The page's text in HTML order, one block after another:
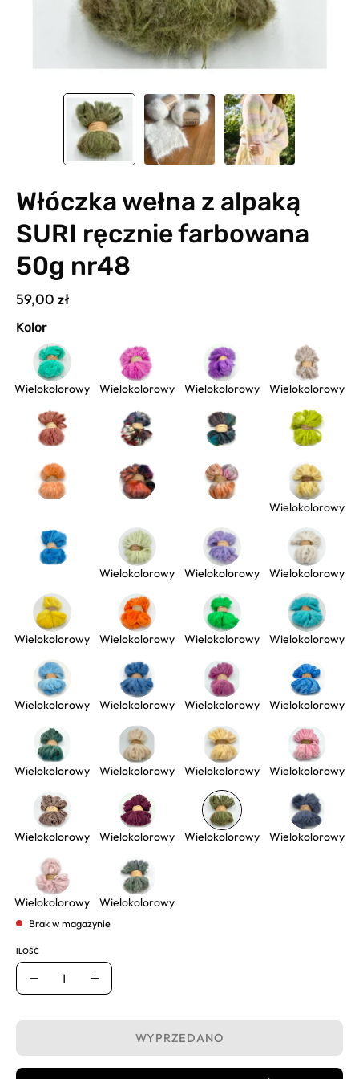
Włóczka wełna z alpaką
SURI ręcznie farbowana
50g nr48
59,00 zł
Kolor
Wielokolorowy Wielokolorowy Wielokolorowy Wielokolorowy
Wielokolorowy
Wielokolorowy Wielokolorowy Wielokolorowy
Wielokolorowy Wielokolorowy Wielokolorowy Wielokolorowy
Wielokolorowy Wielokolorowy Wielokolorowy Wielokolorowy
Wielokolorowy Wielokolorowy Wielokolorowy Wielokolorowy
Wielokolorowy Wielokolorowy Wielokolorowy Wielokolorowy
Wielokolorowy Wielokolorowy
Brak w magazynie
ILOŚĆ
Ilość
Dodaj
WYPRZEDANO